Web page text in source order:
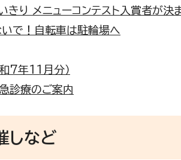
きり メニューコンテスト入賞者が決
で！自転車は駐輪場へ
7年11月分）
診療のご案内
しなど